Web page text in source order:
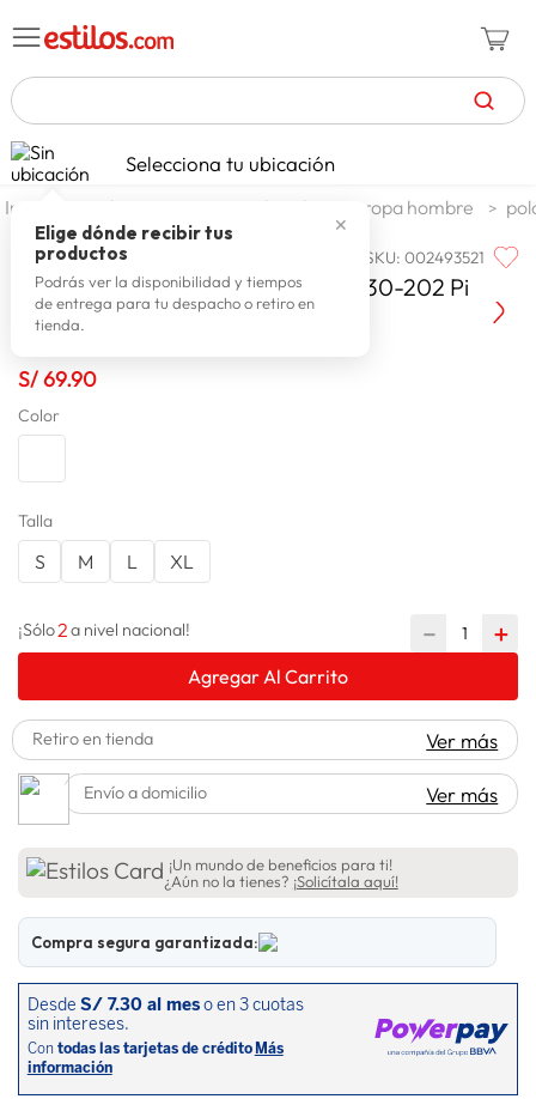
TÉRMINOS MÁS BUSCADOS
1. zapatillas mujer
2. celulares
3. zapatillas hombre
4. zapatillas
7.
8.
9.
10 lavadora
Selecciona tu ubicación
✕
Elige dónde recibir tus
productos
Podrás ver la disponibilidad y tiempos
de entrega para tu despacho o retiro en
tienda.
moda y accesorios hombre ropa hombre
HUNTINGTON SKU:002493521
Huntington Polo M/c Color 630-030-202 Pi
S/69.90
Color
Talla
S M L XL
¡Sólo2a nivel nacional! ＋
－
Agregar Al Carrito
Retiro en tienda Ver más
Envío a domicilio Ver más
¡Un mundo de beneficios para ti!
¿Aún no la tienes? ¡Solicítala aquí!
Compra segura garantizada: